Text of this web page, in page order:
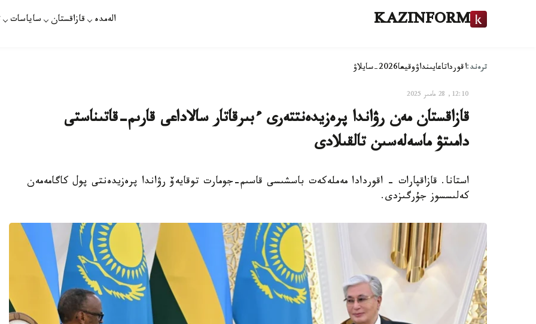
KAZINFORM الەمدە قازاقستان ساياسات
ترەند:اقورداتاعايىنداۋوقيعا2026-سايلاۋ
12:10, 28 مامىر 2025
قازاقستان مەن رۋاندا پرەزيدەنتتەرى ءبىرقاتار سالاداعى قارىم-قاتىناستى
دامىتۋ ماسەلەسىن تالقىلادى
استانا. قازاقپارات - اقوردادا مەملەكەت باسشىسى قاسىم-جومارت توقايەۆ رۋاندا پرەزيدەنتى پول كاگامەمەن
كەلىسسوز جۇرگىزدى.